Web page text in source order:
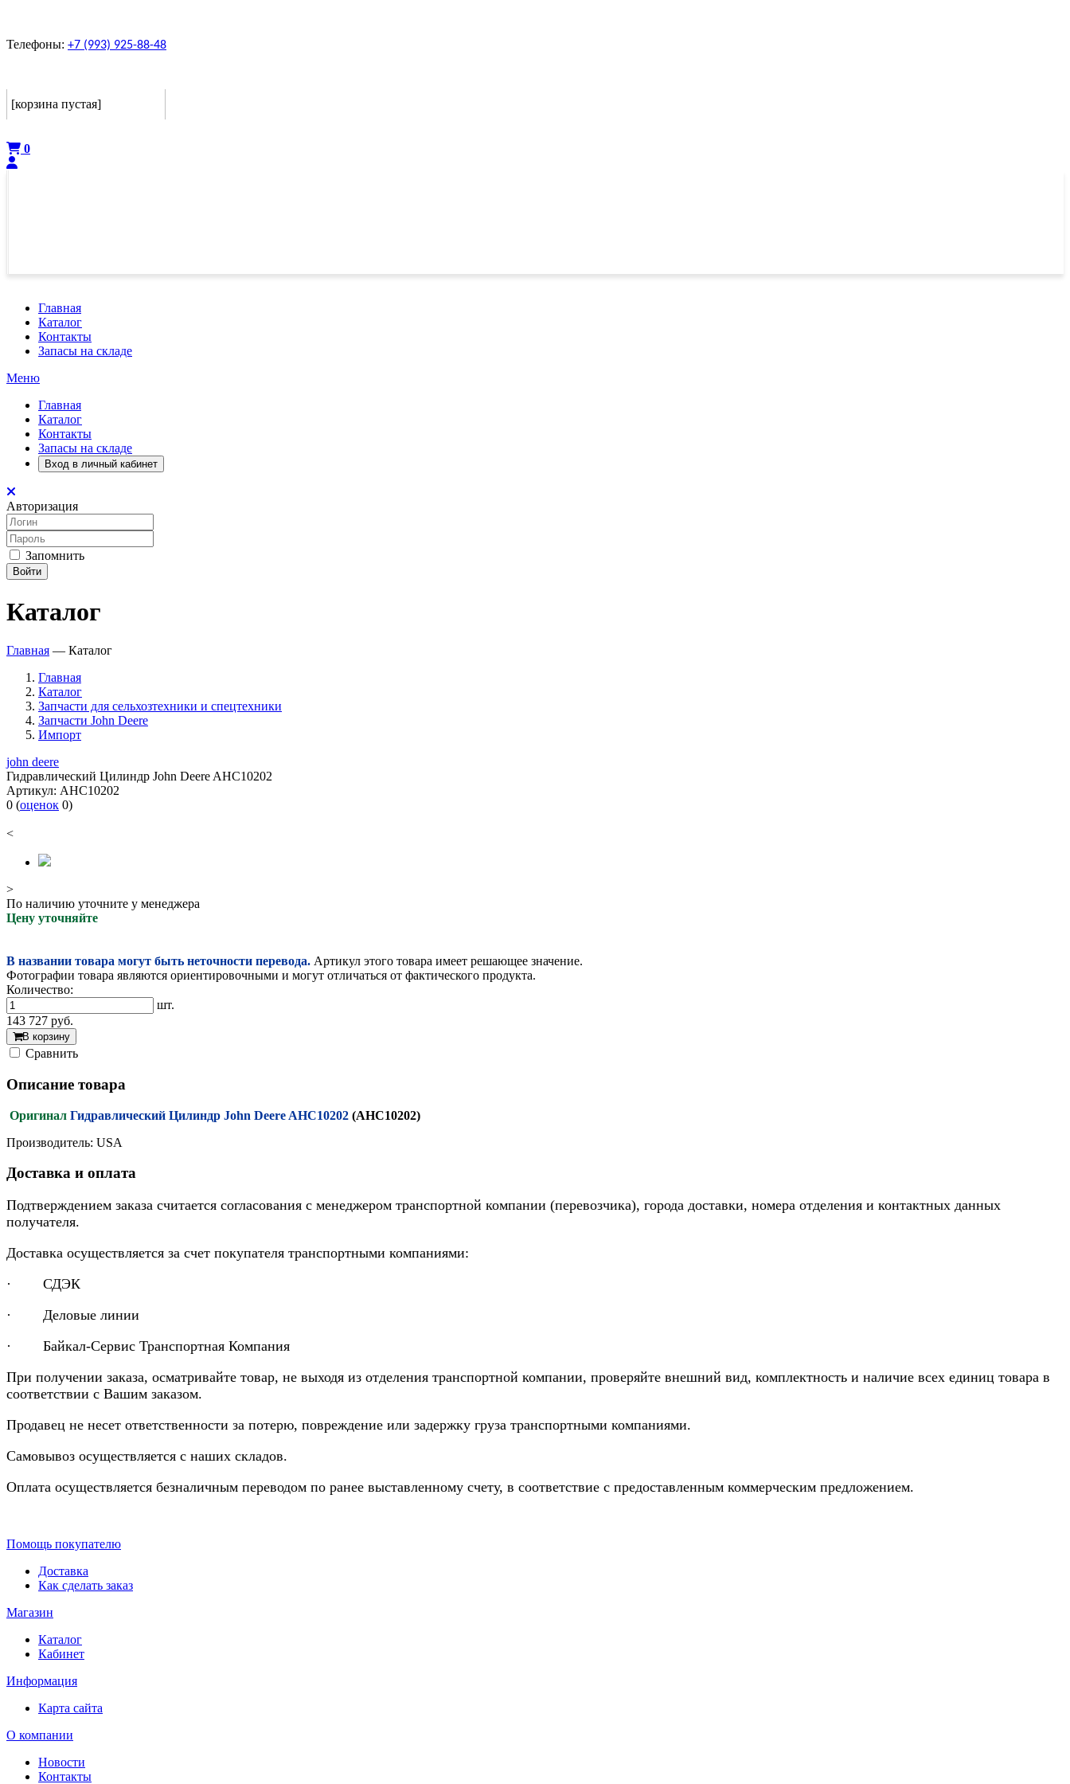
Телефоны: +7 (993) 925-88-48
[корзина пустая]
0
Главная
Каталог
Контакты
Запасы на складе
Меню
Главная
Каталог
Контакты
Запасы на складе
Вход в личный кабинет
Авторизация
Запомнить
Войти
Каталог
Главная — Каталог
Главная
Каталог
Запчасти для сельхозтехники и спецтехники
Запчасти John Deere
Импорт
john deere
Гидравлический Цилиндр John Deere AHC10202
Артикул: AHC10202
0 (оценок 0)
<
>
По наличию уточните у менеджера
Цену уточняйте
В названии товара могут быть неточности перевода. Артикул этого товара имеет решающее значение.
Фотографии товара являются ориентировочными и могут отличаться от фактического продукта.
Количество:
шт.
143 727 руб.
В корзину
Cравнить
Описание товара
Оригинал Гидравлический Цилиндр John Deere AHC10202 (AHC10202)
Производитель: USA
Доставка и оплата
Подтверждением заказа считается согласования с менеджером транспортной компании (перевозчика), города доставки, номера отделения и контактных данных
получателя.
Доставка осуществляется за счет покупателя транспортными компаниями:
· СДЭК
· Деловые линии
· Байкал-Сервис Транспортная Компания
При получении заказа, осматривайте товар, не выходя из отделения транспортной компании, проверяйте внешний вид, комплектность и наличие всех единиц товара в
соответствии с Вашим заказом.
Продавец не несет ответственности за потерю, повреждение или задержку груза транспортными компаниями.
Самовывоз осуществляется с наших складов.
Оплата осуществляется безналичным переводом по ранее выставленному счету, в соответствие с предоставленным коммерческим предложением.
Помощь покупателю
Доставка
Как сделать заказ
Магазин
Каталог
Кабинет
Информация
Карта сайта
О компании
Новости
Контакты